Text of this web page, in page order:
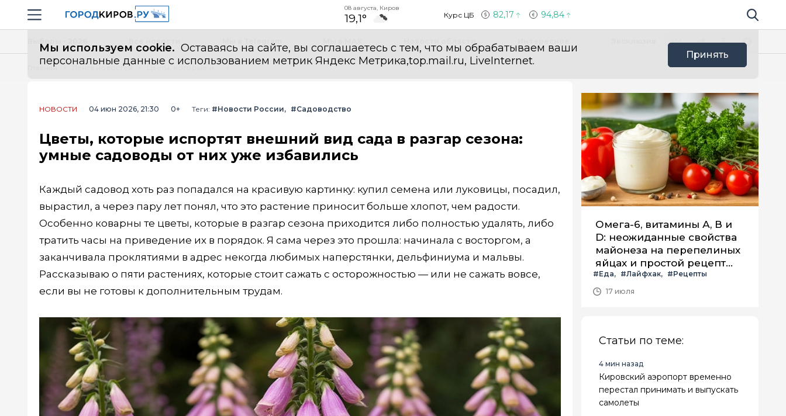
Навигация сайта
08 августа, Киров
19,1° Курс ЦБ 82,17 94,84 Поиск по
Мы используем cookie. Оставаясь на сайте, вы соглашаетесь с тем, что мы обрабатываем ваши
персональные данные с использованием метрик Яндекс Метрика,top.mail.ru, LiveInternet.
Принять
Все новости
Главная Лента новостей
НОВОСТИ 04 июн 2026, 21:30 0+ Теги: #Новости России #Садоводство
Цветы, которые испортят внешний вид сада в разгар сезона:
умные садоводы от них уже избавились
Каждый садовод хоть раз попадался на красивую картинку: купил семена или луковицы, посадил,
вырастил, а через пару лет понял, что это растение приносит больше хлопот, чем радости.
Особенно коварны те цветы, которые в разгар сезона приходится либо полностью удалять, либо
тратить часы на приведение их в порядок. Я сама через это прошла: начинала с восторгом, а
заканчивала проклятиями в адрес некогда любимых наперстянки, дельфиниума и мальвы.
Рассказываю о пяти растениях, которые стоит сажать с осторожностью — или не сажать вовсе,
если вы не готовы к дополнительным трудам.
Омега-6, витамины А, В и
D: неожиданные свойства
майонеза на перепелиных
яйцах и простой рецепт
летнего салата с ним
#Еда #Лайфхак
#Рецепты
17 июля
Статьи по теме:
4 мин назад
Кировский аэропорт временно
перестал принимать и выпускать
самолеты